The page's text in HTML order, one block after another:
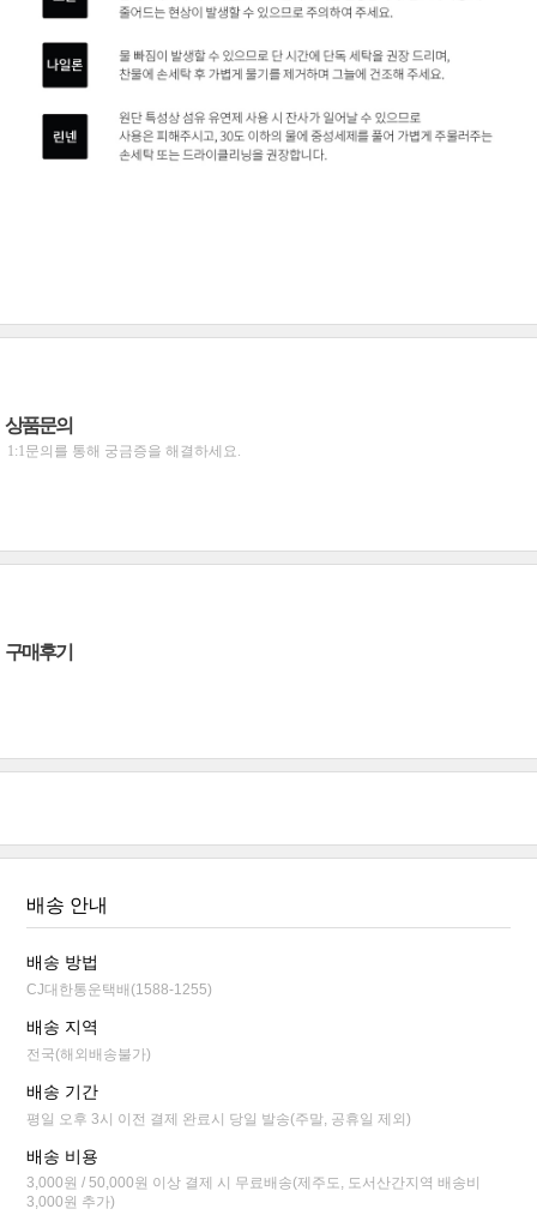
상품문의
1:1문의를 통해 궁금증을 해결하세요.
구매후기
배송 안내
배송 방법
CJ대한통운택배(1588-1255)
배송 지역
전국(해외배송불가)
배송 기간
평일 오후 3시 이전 결제 완료시 당일 발송(주말, 공휴일 제외)
배송 비용
3,000원 / 50,000원 이상 결제 시 무료배송(제주도, 도서산간지역 배송비
3,000원 추가)